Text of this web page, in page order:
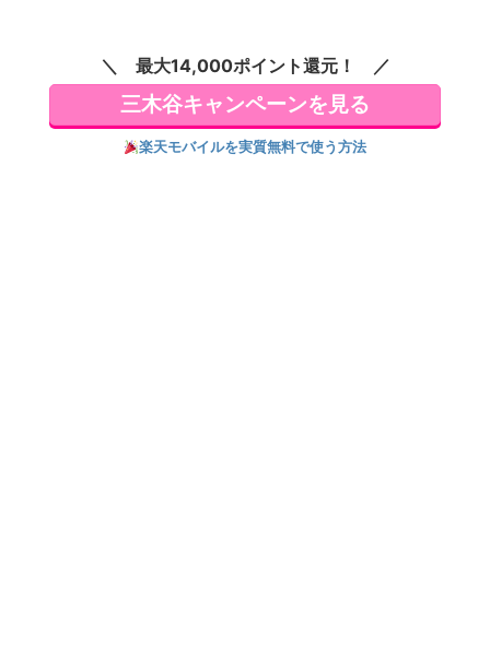
ーす コードレス人気
最大36時間再生 EN
C通話 マイク付き 自
動ペアリング Type-
C充電 タッチ式音量
最大14,000ポイント還元！
三木谷キャンペーンを見る
楽天モバイルを実質無料で使う方法